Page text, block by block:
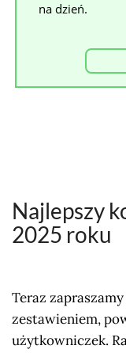
na dzień.
Najlepszy
2025 roku
Teraz
zestawieniem,
użytkowniczek.